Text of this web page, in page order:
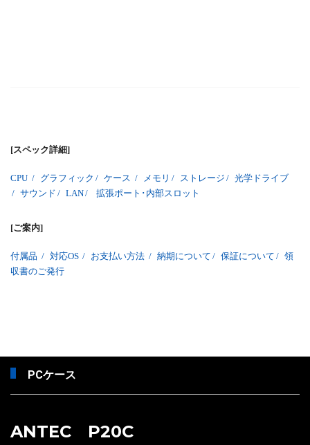
[スペック詳細]
CPU / グラフィック / ケース / メモリ / ストレージ / 光学ドライブ
/ サウンド / LAN/ 拡張ポート･内部スロット
[ご案内]
付属品 / 対応OS / お支払い方法 / 納期について / 保証について / 領
収書のご発行
PCケース
ANTEC P20C